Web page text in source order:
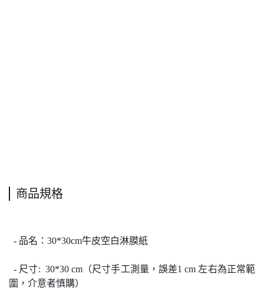
商品規格
- 品名： 30*30cm牛皮空白淋膜紙
- 尺寸: 30*30 cm（尺寸手工測量，誤差1 cm 左右為正常範
圍，介意者慎購）